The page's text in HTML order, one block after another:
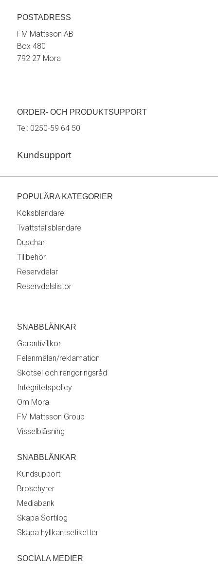
POSTADRESS
FM Mattsson AB
Box 480
792 27 Mora
ORDER- OCH PRODUKTSUPPORT
Tel: 0250-59 64 50
Kundsupport
POPULÄRA KATEGORIER
Köksblandare
Tvättställsblandare
Duschar
Tillbehör
Reservdelar
Reservdelslistor
SNABBLÄNKAR
Garantivillkor
Felanmälan/reklamation
Skötsel och rengöringsråd
Integritetspolicy
Om Mora
FM Mattsson Group
Visselblåsning
SNABBLÄNKAR
Kundsupport
Broschyrer
Mediabank
Skapa Sortilog
Skapa hyllkantsetiketter
SOCIALA MEDIER